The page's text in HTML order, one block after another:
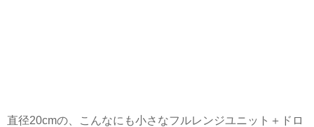
直径20cmの、こんなにも小さなフルレンジユニット＋ドロ